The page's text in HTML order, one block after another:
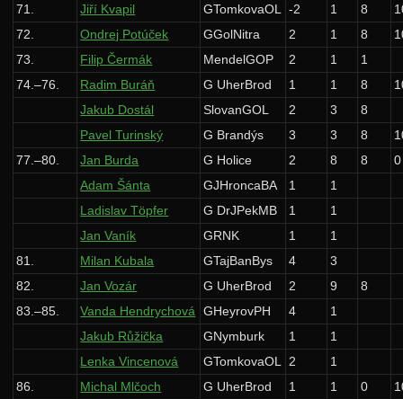
71.
Jiří Kvapil GTomkovaOL -2 1 8
72.
Ondrej Potúček GGolNitra 2 1 8
73.
Filip Čermák MendelGOP 2 1
1
74.–76.
Radim Buráň G UherBrod 1 1 8
Jakub Dostál
SlovanGOL 2 3
8
Pavel Turinský
G Brandýs 3 3 8
77.–80.
Jan Burda G Holice 2 8 8
0
Adam Šánta
GJHroncaBA 1
1
Ladislav Töpfer
G DrJPekMB 1
1
Jan Vaník
GRNK 1
1
81.
Milan Kubala GTajBanBys 4
3
82.
Jan Vozár G UherBrod 2 9
8
83.–85.
Vanda Hendrychová GHeyrovPH 4
1
Jakub Růžička
GNymburk 1
1
Lenka Vincenová
GTomkovaOL 2
1
86.
Michal Mlčoch G UherBrod 1 1 0